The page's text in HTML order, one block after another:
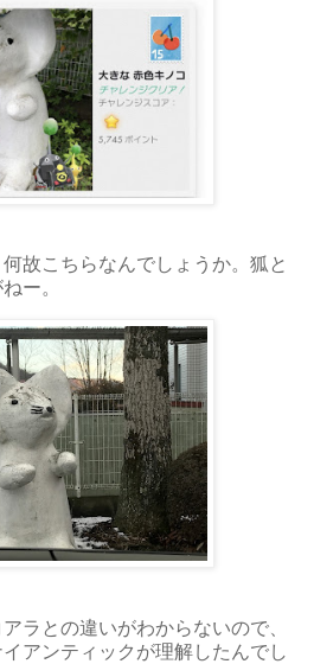
故こちらなんでしょうか。狐と
ー。
ラとの違いがわからないので、
アンティックが理解したんでし